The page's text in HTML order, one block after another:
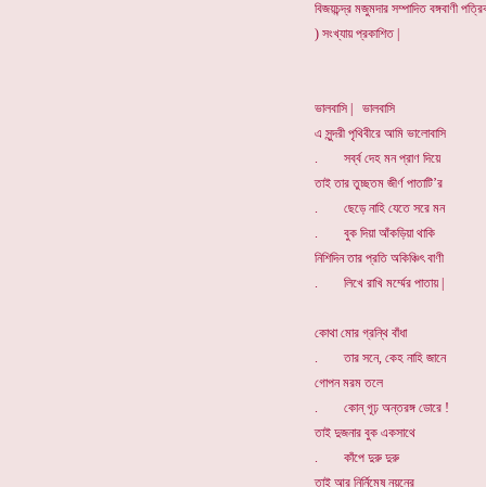
বিজয়চন্দ্র মজুমদার সম্পাদিত বঙ্গবাণী
) সংখ্যায় প্রকাশিত |
ভালবাসি | ভালবাসি
এ সুন্দরী পৃথিবীরে আমি ভালোবাসি
. সর্ব্ব দেহ মন প্রাণ দিয়ে
তাই তার তুচ্ছতম জীর্ণ পাতাটি’র
. ছেড়ে নাহি যেতে সরে মন
. বুক দিয়া আঁকড়িয়া থাকি
নিশিদিন তার প্রতি অকিঞ্চিৎ বাণী
. লিখে রাখি মর্ম্মের পাতায় |
কোথা মোর গ্রন্থি বাঁধা
. তার সনে, কেহ নাহি জানে
গোপন মরম তলে
. কোন্ গূঢ় অন্তরঙ্গ ডোরে !
তাই দুজনার বুক একসাথে
. কাঁপে দুরু দুরু
তাই আর নির্নিমেষ নয়নের